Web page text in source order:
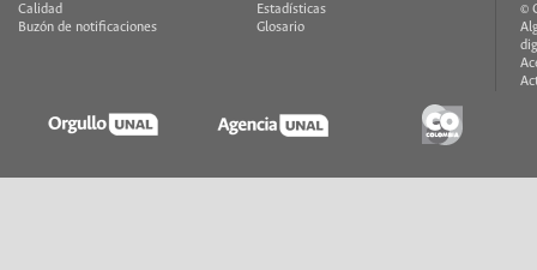
Calidad
Buzón de notificaciones
Estadísticas
Glosario
©